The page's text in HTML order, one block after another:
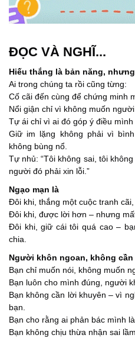
ĐỌC VÀ NGHĨ...
Hiếu thắng là bản năng,
Ai trong chúng ta rồi cũng từng:
Cố cãi đến cùng để chứng minh
Nổi giận chỉ vì không muốn
Tự ái chỉ vì ai đó góp ý điều
Giữ im lặng không phải vì
không bùng nổ.
Tự nhủ: “Tôi không sai, tôi
người đó phải xin lỗi.”
Ngạo mạn là
Đôi khi, thắng một cuộc tranh
Đôi khi, được lời hơn – nhưng
Đôi khi, giữ cái tôi quá cao –
chia.
Người khôn ngoan, không
Bạn chỉ muốn nói, không muốn
Bạn luôn cho mình đúng, người
Bạn không cần lời khuyên – vì
bạn.
Bạn cho rằng ai phản bác mình
Bạn không chịu thừa nhận sai